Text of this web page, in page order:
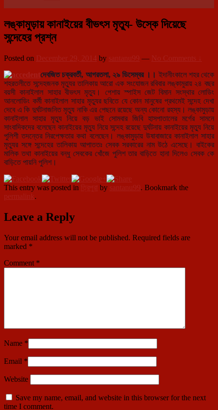
লঙ্কামুড়ায় কানাইয়ের বীভৎস মৃত্যু- উস্কে দিয়েছে
সন্দেহের প্রশ্ন
Posted on December 29, 2014 by santanu99 — No Comments ↓
দেবজিত চক্রবর্তী, আগরতলা, ২৯ ডিসেম্বর ।। ইদানীংকালে শহর থেকে
শহরতলীতে সন্দেহজনক মৃত্যুর তালিকায় আরো এক সংযোজন রবিবার লঙ্কামুরায় ২৪ বছর
বয়সী কানাইলাল সাহার বীভৎস মৃত্যু। পেশায় স্পাইস জেট বিমান সংস্থার লোডিং
আনলোডিং কর্মী কানাইলাল সাহার মৃত্যুর ছবিতে যে কোন মানুষের প্রথমেই সন্দেহ দেখা
দেবে এ কি দুর্ঘটনাজনিত মৃত্যু নাকি এর পেছনে রয়েছে অন্য কোনো রহস্য। লঙ্কামুড়ায়
কানাইলাল সাহার মৃত্যু নিয়ে বড় ভাই সোমবার জিবি হাসপাতালের মর্গের সামনে
সাংবাদিকদের বলেছেন কানাইয়ের মৃত্যু নিয়ে সন্দেহ রয়েছে দুর্ঘটনায় কানাইয়ের মৃত্যু নিয়ে
পুলিশী তদন্তের নিরপেক্ষতার কথা বলেছেন। লঙ্কামুড়ায় উষাবাজারে কানাইলাল সাহার
মৃত্যুর সঙ্গে সন্দেহের তালিকায় আপাততঃ সেবক সরকারের নাম উঠে এসেছে। বাইকের
মালিক তথা কানাইয়ের বন্ধু সেবকের খোঁজে পুলিশ তার বাড়িতে হানা দিলেও সেবক কে
বাড়িতে পায়নি পুলিশ।
This entry was posted in ত্রিপুরা by santanu99. Bookmark the
permalink.
Leave a Reply
Your email address will not be published. Required fields are
marked *
Comment *
Name *
Email *
Website
Save my name, email, and website in this browser for the next
time I comment.